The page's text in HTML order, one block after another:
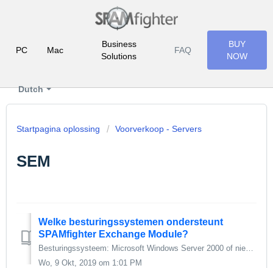
PC Mac
Business
Solutions
FAQ
BUY
NOW
Dutch
Startpagina oplossing Voorverkoop - Servers
SEM
Welke besturingssystemen ondersteunt
SPAMfighter Exchange Module?
Besturingssysteem: Microsoft Windows Server 2000 of nieuwer E-mailserver: Microsoft Exchange Server 2000 of nieuwer
Wo, 9 Okt, 2019 om 1:01 PM